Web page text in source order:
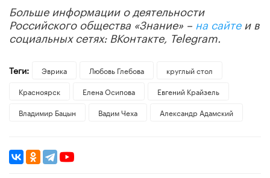
Больше информации о деятельности
Российского общества «Знание» – на сайтеи в
социальных сетях: ВКонтакте, Telegram.
Теги: Эврика Любовь Глебова
круглый стол
Красноярск
Елена Осипова
Евгений Крайзель
Владимир Бацын
Вадим Чеха Александр Адамский